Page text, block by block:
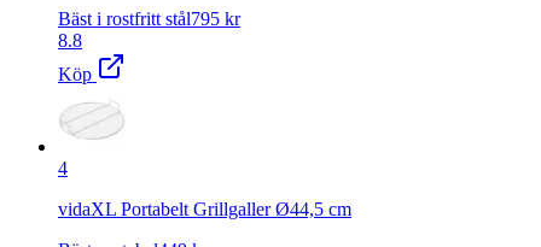
Bäst i rostfritt stål795 kr
8.8
Köp
4
vidaXL Portabelt Grillgaller Ø44,5 cm